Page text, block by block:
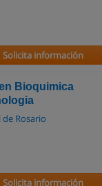
Solicita información
Bioquimica
Rosario
Solicita información